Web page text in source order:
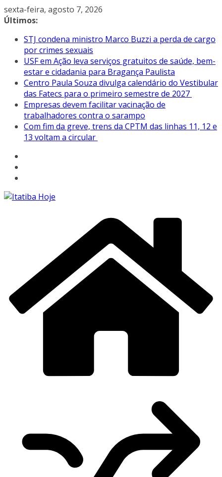
Pular
para
conteúdo
sexta-feira, agosto 7, 2026
Últimos:
STJ condena ministro Marco Buzzi a perda de cargo
por crimes sexuais
USF em Ação leva serviços gratuitos de saúde, bem-
estar e cidadania para Bragança Paulista
Centro Paula Souza divulga calendário do Vestibular
das Fatecs para o primeiro semestre de 2027
Empresas devem facilitar vacinação de
trabalhadores contra o sarampo
Com fim da greve, trens da CPTM das linhas 11, 12 e
13 voltam a circular